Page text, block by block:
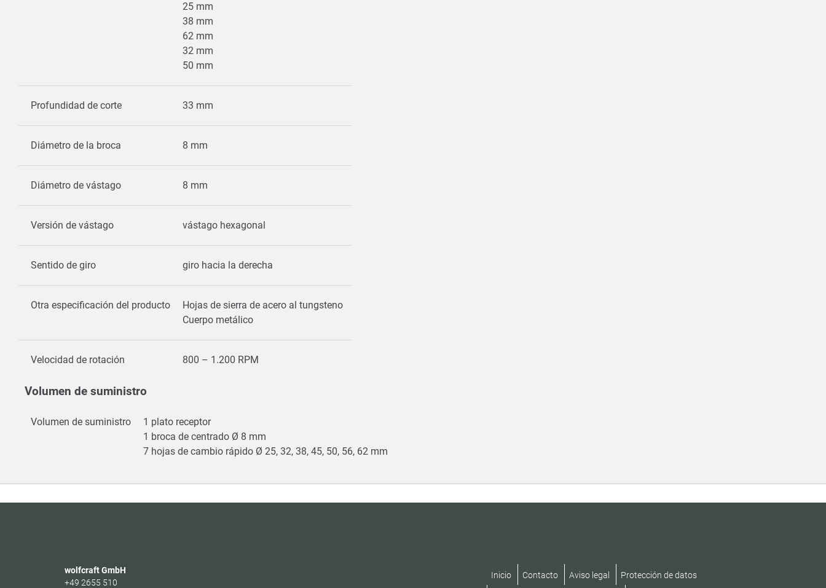
25 mm
38 mm
62 mm
32 mm
50 mm
Profundidad de corte 33 mm
Diámetro de la broca 8 mm
Diámetro de vástago 8 mm
Versión de vástago vástago hexagonal
Sentido de giro giro hacia la derecha
Otra especificación del producto
Hojas de sierra de acero al tungsteno
Cuerpo metálico
Velocidad de rotación 800 – 1.200 RPM
Volumen de suministro
Volumen de suministro
1 plato receptor
1 broca de centrado Ø 8 mm
7 hojas de cambio rápido Ø 25, 32, 38, 45, 50, 56, 62 mm
wolfcraft GmbH
+49 2655 510
Inicio Contacto Aviso legal Protección de datos